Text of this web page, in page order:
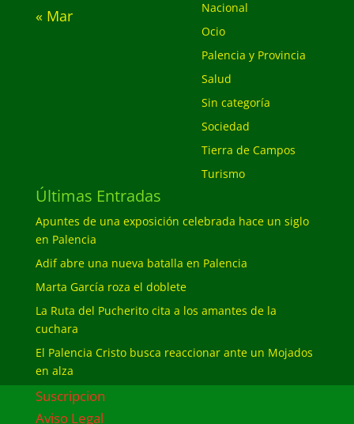
« Mar
Nacional
Ocio
Palencia y Provincia
Salud
Sin categoría
Sociedad
Tierra de Campos
Turismo
Últimas Entradas
Apuntes de una exposición celebrada hace un siglo
en Palencia
Adif abre una nueva batalla en Palencia
Marta García roza el doblete
La Ruta del Pucherito cita a los amantes de la
cuchara
El Palencia Cristo busca reaccionar ante un Mojados
en alza
Suscripcion
Aviso Legal